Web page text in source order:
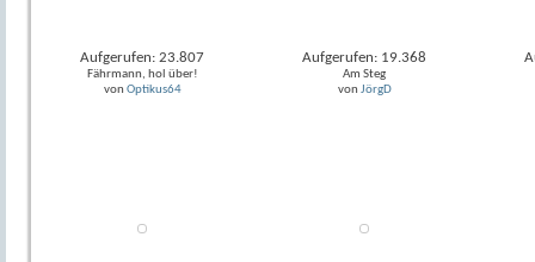
Aufgerufen: 23.807
Fährmann, hol über!
von Optikus64
Aufgerufen: 19.368
Am Steg
von JörgD